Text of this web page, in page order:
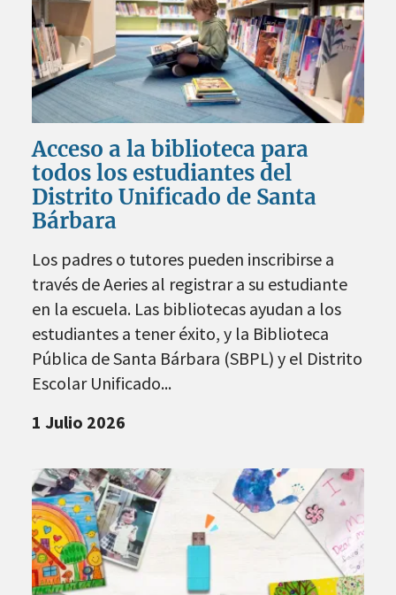
Acceso a la biblioteca para
todos los estudiantes del
Distrito Unificado de Santa
Bárbara
Los padres o tutores pueden inscribirse a
través de Aeries al registrar a su estudiante
en la escuela. Las bibliotecas ayudan a los
estudiantes a tener éxito, y la Biblioteca
Pública de Santa Bárbara (SBPL) y el Distrito
Escolar Unificado...
1 Julio 2026